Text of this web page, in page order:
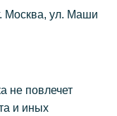
Москва, ул. Маши
не повлечет
и иных